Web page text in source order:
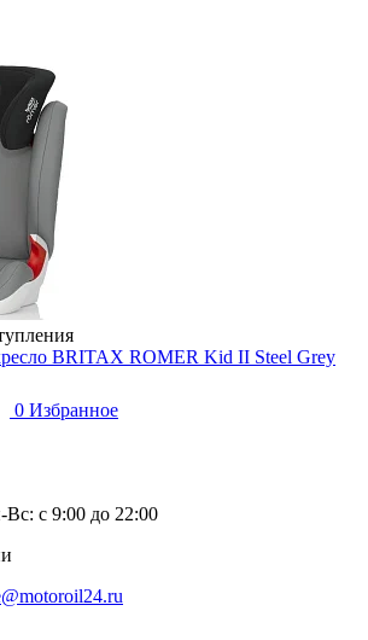
BRITAX ROMER Kid II Steel Grey
0 Избранное
с 9:00 до 22:00